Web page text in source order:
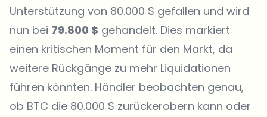
Unterstützung von 80.000 $ gefallen und wird
nun bei 79.800 $ gehandelt. Dies markiert
einen kritischen Moment für den Markt, da
weitere Rückgänge zu mehr Liquidationen
führen könnten. Händler beobachten genau,
ob BTC die 80.000 $ zurückerobern kann oder